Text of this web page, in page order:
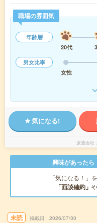
職場の雰囲気
年齢層
20代
男女比率
女性
気になる!
派遣会社
興味があったら
「気になる！」
「面談確約」 や
未読 掲載日 2026/07/30